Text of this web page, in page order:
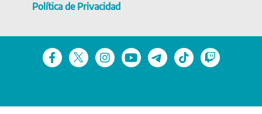
Política de Privacidad